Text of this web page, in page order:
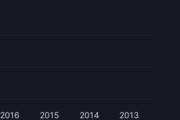
2016 2015 2014 2013